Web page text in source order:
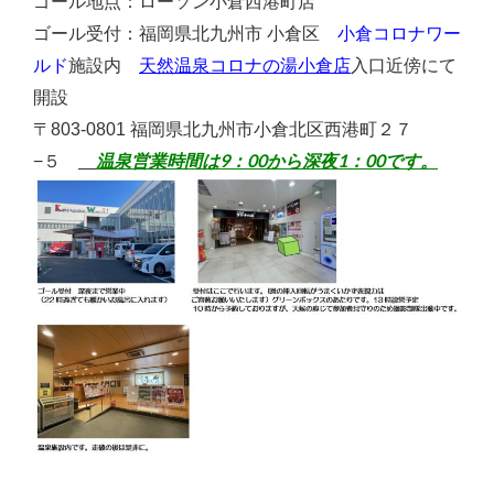
ゴール受付：福岡県北九州市 小倉区 小倉コロナワー
ルド施設内 天然温泉コロナの湯小倉店入口近傍にて
開設
〒803-0801 福岡県北九州市小倉北区西港町２７
−５
温泉営業時間は9：00から深夜1：00です。